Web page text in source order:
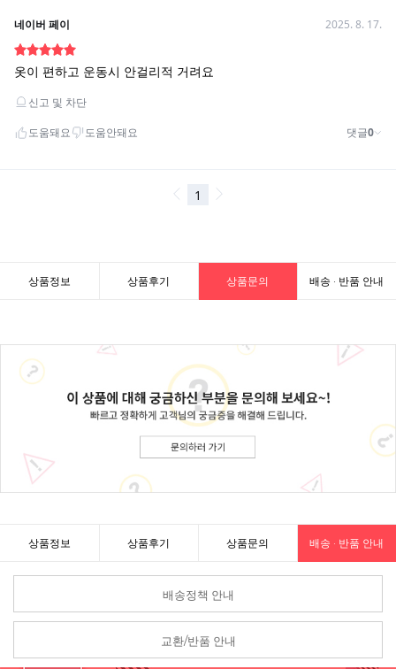
상품정보 상품후기 상품문의 배송 · 반품 안내
상품정보 상품후기 상품문의 배송 · 반품 안내
배송정책 안내
교환/반품 안내